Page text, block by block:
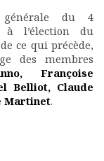
générale du 4
à l’élection du
ce qui précède,
des membres
Françoise
Belliot, Claude
Martinet.